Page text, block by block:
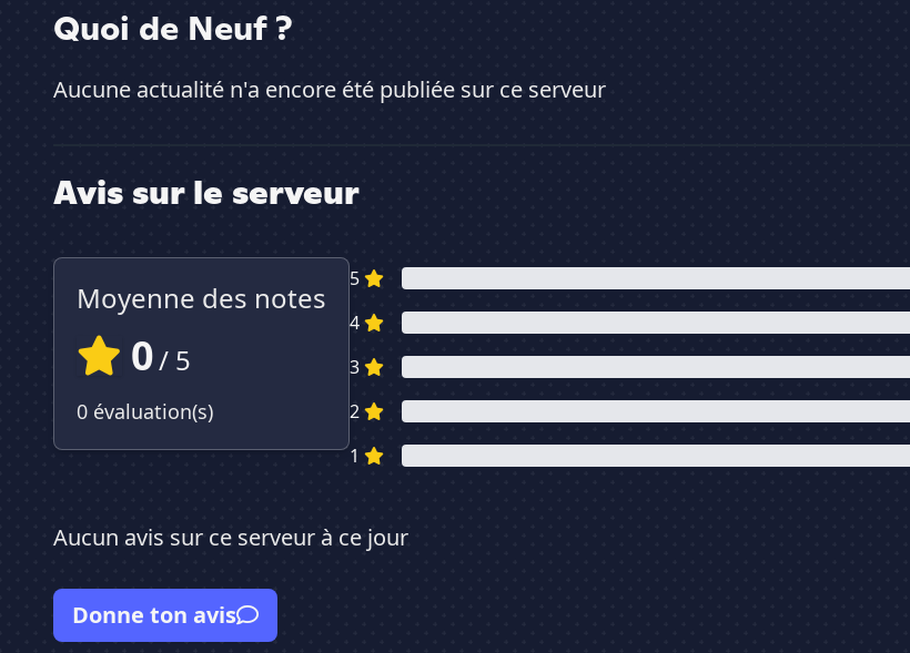
Quoi de Neuf ?
Aucune actualité n'a encore été publiée sur ce serveur
Avis sur le serveur
Moyenne des notes
0/ 5
0 évaluation(s)
5
4
3
2
1
Aucun avis sur ce serveur à ce jour
Donne ton avis